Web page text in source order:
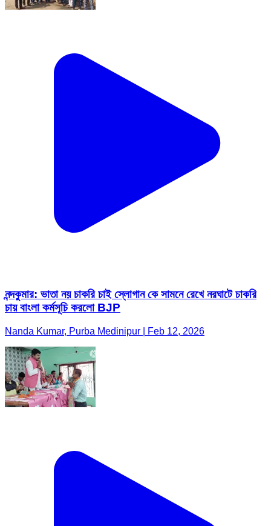
নন্দকুমার: ভাতা নয় চাকরি চাই স্লোগান কে সামনে রেখে নরঘাটে চাকরি
চায় বাংলা কর্মসূচি করলো BJP
Nanda Kumar, Purba Medinipur | Feb 12, 2026